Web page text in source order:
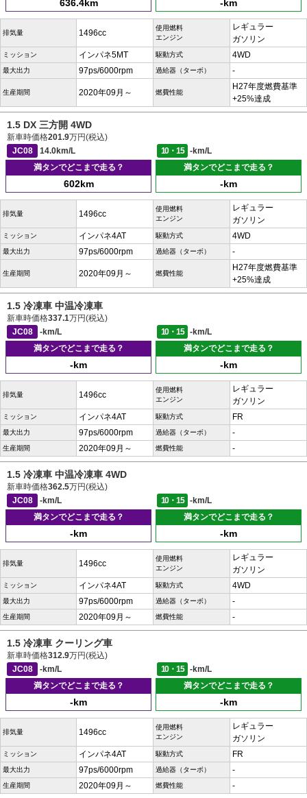
636.4km -km
排気量 1496cc
使用燃料
エンジン
レギュラー
ガソリン
ミッション インパネ5MT 駆動方式 4WD
最大出力 97ps/6000rpm 過給器（ターボ） -
生産期間 2020年09月～ 燃費性能
H27年度燃費基準
+25%達成
1.5 DX 三方開 4WD
新車時価格201.9万円(税込)
JC08
14.0km/L 10・15
-km/L
満タンでどこまで走る？
602km
満タンでどこまで走る？
-km
排気量 1496cc
使用燃料
エンジン
レギュラー
ガソリン
ミッション インパネ4AT 駆動方式 4WD
最大出力 97ps/6000rpm 過給器（ターボ） -
生産期間 2020年09月～ 燃費性能
H27年度燃費基準
+25%達成
1.5 冷凍車 中温冷凍車
新車時価格337.1万円(税込)
JC08
-km/L 10・15
-km/L
満タンでどこまで走る？
-km
満タンでどこまで走る？
-km
排気量 1496cc
使用燃料
エンジン
レギュラー
ガソリン
ミッション インパネ4AT 駆動方式 FR
最大出力 97ps/6000rpm 過給器（ターボ） -
生産期間 2020年09月～ 燃費性能 -
1.5 冷凍車 中温冷凍車 4WD
新車時価格362.5万円(税込)
JC08
-km/L 10・15
-km/L
満タンでどこまで走る？
-km
満タンでどこまで走る？
-km
排気量 1496cc
使用燃料
エンジン
レギュラー
ガソリン
ミッション インパネ4AT 駆動方式 4WD
最大出力 97ps/6000rpm 過給器（ターボ） -
生産期間 2020年09月～ 燃費性能 -
1.5 冷凍車 クーリング車
新車時価格312.9万円(税込)
JC08
-km/L 10・15
-km/L
満タンでどこまで走る？
-km
満タンでどこまで走る？
-km
排気量 1496cc
使用燃料
エンジン
レギュラー
ガソリン
ミッション インパネ4AT 駆動方式 FR
最大出力 97ps/6000rpm 過給器（ターボ） -
生産期間 2020年09月～ 燃費性能 -